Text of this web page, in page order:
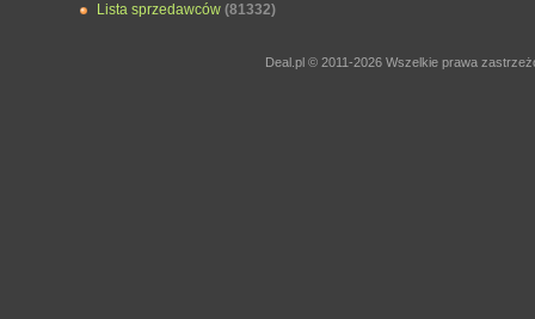
Lista sprzedawców (81332)
Deal.pl © 2011-2026 Wszelkie prawa